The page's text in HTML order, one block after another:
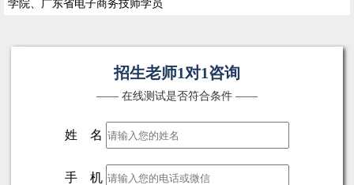
学院、广东省电子商务技师学员
招生老师1对1咨询
—— 在线测试是否符合条件 ——
姓 名
手 机